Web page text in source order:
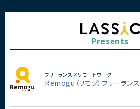
Presents
フリーランス×リモートワーク
Remogu（リモグ）フリーランス